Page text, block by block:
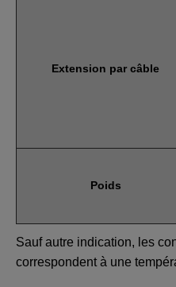
Extension par câble
Poids
Sauf autre indication, les
correspondent à une